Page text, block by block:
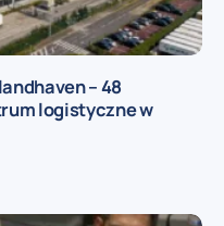
– 48
logistyczne w